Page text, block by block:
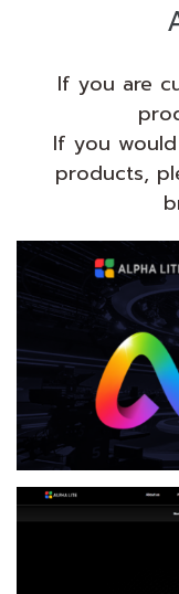
If you are
If you
products,